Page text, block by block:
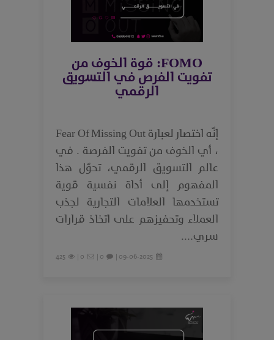
FOMO: قوة الخوف من
تفويت الفرص في التسويق
الرقمي
إنّه اختصار لعبارة Fear Of Missing Out
، أي الخوف من تفويت الفرصة . في
عالم التسويق الرقمي، تحوّل هذا
المفهوم إلى أداة نفسية قوية
تستخدمها العلامات التجارية لجذب
العملاء وتحفيزهم على اتخاذ قرارات
سري....
09-06-2025 |
0 |
0 |
425